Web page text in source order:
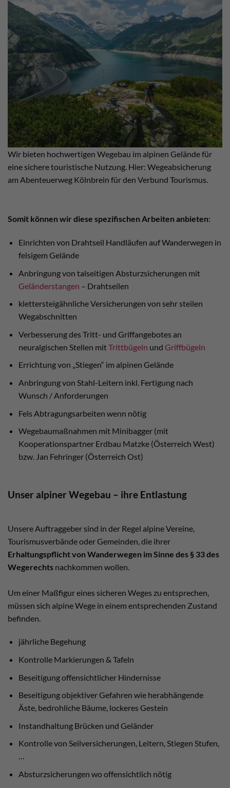
Wir bieten hochwertigen Wegebau im alpinen Gelände für
eine sichere touristische Nutzung. Hier: Wegeabsicherung
am Abenteuerweg Kölnbrein für den Verbund Tourismus.
Somit können wir diese spezifischen Arbeiten anbieten:
Einrichten von Drahtseil Handläufen auf Wanderwegen in
felsigem Gelände
Anbringung von talseitigen Absturzsicherungen mit
Geländerstangen – Drahtseilen
klettersteigähnliche Versicherungen von sehr steilen
Wegabschnitten
Verbesserung des Tritt- und Griffangebotes an
neuralgischen Stellen mitTrittbügeln und Griffbügeln
Errichtung von „Stiegen“ im alpinen Gelände
Anbringung von Stahl-Leitern inkl. Fertigung nach
Wunsch / Anforderungen
Fels Abtragungsarbeiten wenn nötig
Wegebaumaßnahmen mit Minibagger (mit
Kooperationspartner Erdbau Matzke (Österreich West)
bzw. Jan Fehringer (Österreich Ost)
Unser alpiner Wegebau – ihre Entlastung
Unsere Auftraggeber sind in der Regel alpine Vereine,
Tourismusverbände oder Gemeinden, die ihrer
Erhaltungspflicht von Wanderwegen im Sinne des § 33 des
Wegerechts nachkommen wollen.
Um einer Maßfigur eines sicheren Weges zu entsprechen,
müssen sich alpine Wege in einem entsprechenden Zustand
befinden.
jährliche Begehung
Kontrolle Markierungen & Tafeln
Beseitigung offensichtlicher Hindernisse
Beseitigung objektiver Gefahren wie herabhängende
Äste, bedrohliche Bäume, lockeres Gestein
Instandhaltung Brücken und Geländer
Kontrolle von Seilversicherungen, Leitern, Stiegen Stufen,
…
Absturzsicherungen wo offensichtlich nötig